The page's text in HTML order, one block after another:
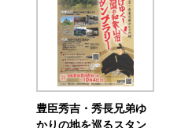
豊臣秀吉・秀長兄弟ゆ
かりの地を巡るスタン